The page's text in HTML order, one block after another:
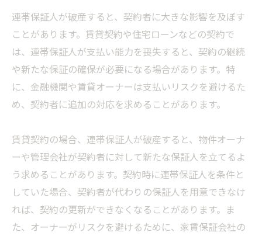
連帯保証人が破産すると、契約者に大きな影響を及ぼす
ことがあります。賃貸契約や住宅ローンなどの契約で
は、連帯保証人が支払い能力を喪失すると、契約の継続
や新たな保証の確保が必要になる場合があります。特
に、金融機関や賃貸オーナーは支払いリスクを避けるた
め、契約者に追加の対応を求めることがあります。
賃貸契約の場合、連帯保証人が破産すると、物件オーナ
ーや管理会社が契約者に対して新たな保証人を立てるよ
う求めることがあります。契約時に連帯保証人を条件と
していた場合、契約者が代わりの保証人を用意できなけ
れば、契約の更新ができなくなることがあります。ま
た、オーナーがリスクを避けるために、家賃保証会社の